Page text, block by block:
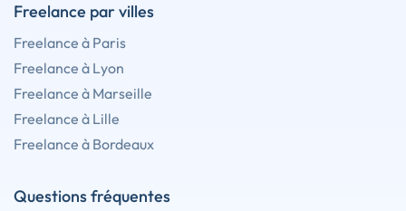
Freelance par villes
Freelance à Paris
Freelance à Lyon
Freelance à Marseille
Freelance à Lille
Freelance à Bordeaux
Questions fréquentes